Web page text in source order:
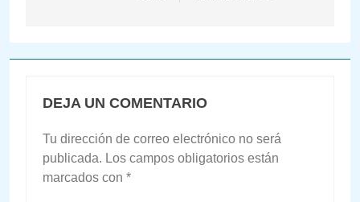
DEJA UN COMENTARIO
Tu dirección de correo electrónico no será
publicada. Los campos obligatorios están
marcados con *